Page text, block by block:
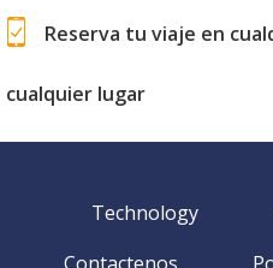
Reserva tu viaje en
cualquier lugar
Technology